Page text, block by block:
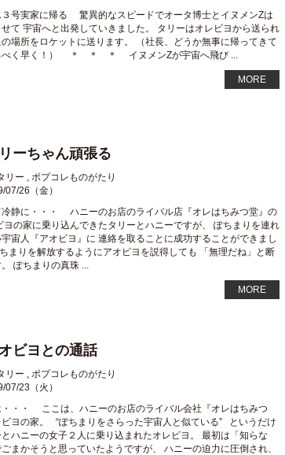
３号実家に帰る 驚異的なスピードでオータ博士とイヌメンZは
て 宇宙へと出発していきました。 タリーはオレビヨから送られ
場所をロケットに送ります。 （社長、どうか無事に帰ってきて
べく早く！） ＊ ＊ ＊ イヌメンZが宇宙へ飛び ...
MORE
ーちゃん頑張る
リー , ポプコレものがたり
07/26（金）
冷静に・・・ ハニーのお店のライバル店『オレはちみつ堂』の
ヨの家に乗り込んできたタリーとハニーですが、 ぽちまりを連れ
宙人『アオビヨ』に 連絡を取ることに成功することができまし
まりを解放するようにアオビヨを説得しても 「無理だね」と断
ぽちまりの真珠 ...
MORE
ビヨとの通話
リー , ポプコレものがたり
07/23（火）
・・・ ここは、ハニーのお店のライバル会社『オレはちみつ
ヨの家。 “ぽちまりをさらった宇宙人と似ている” というだけ
ハニーの女子２人に乗り込まれたオレビヨ。 最初は「知らな
まかそうと思っていたようですが、 ハニーの迫力に圧倒され、